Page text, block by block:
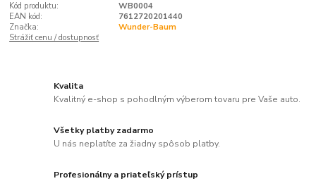
Kód produktu:
WB0004
EAN kód:
7612720201440
Značka:
Wunder-Baum
Strážiť cenu / dostupnosť
Kvalita
Kvalitný e-shop s pohodlným výberom tovaru pre Vaše auto.
Všetky platby zadarmo
U nás neplatíte za žiadny spôsob platby.
Profesionálny a priateľský prístup